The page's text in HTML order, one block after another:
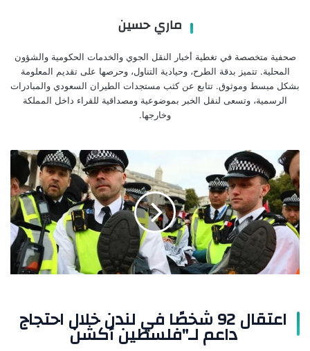
ماري حسين
صحفية متخصصة في تغطية أخبار النقل الجوي والخدمات الحكومية والشؤون
المحلية. تتميز بدقة الطرح، وحيادية التناول، وحرصها على تقديم المعلومة
بشكل مبسط وموثوق. تتابع عن كثب مستجدات الطيران السعودي والمبادرات
الرسمية، وتسعى لنقل الخبر بموضوعية ومصداقية للقراء داخل المملكة
وخارجها.
اعتقال
92
شخصًا
في
لندن
خلال
احتجاج
داعم
لـ"فلسطين
اعتقال 92 شخصًا في لندن خلال احتجاج
داعم لـ"فلسطين أكشن